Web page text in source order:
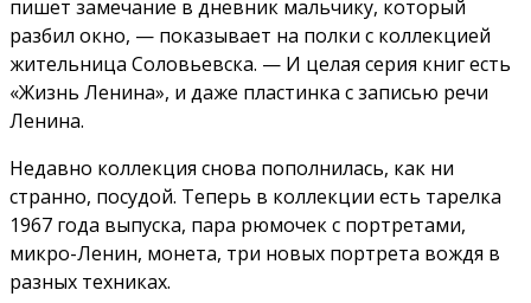
пишет замечание в дневник мальчику, который
разбил окно, — показывает на полки с коллекцией
жительница Соловьевска. — И целая серия книг есть
«Жизнь Ленина», и даже пластинка с записью речи
Ленина.
Недавно коллекция снова пополнилась, как ни
странно, посудой. Теперь в коллекции есть тарелка
1967 года выпуска, пара рюмочек с портретами,
микро-Ленин, монета, три новых портрета вождя в
разных техниках.